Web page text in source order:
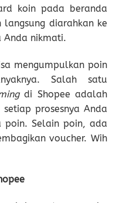
koin pada beranda
langsung diarahkan ke
Anda nikmati.
mengumpulkan poin
Salah satu
di Shopee adalah
prosesnya Anda
poin. Selain poin, ada
voucher. Wih